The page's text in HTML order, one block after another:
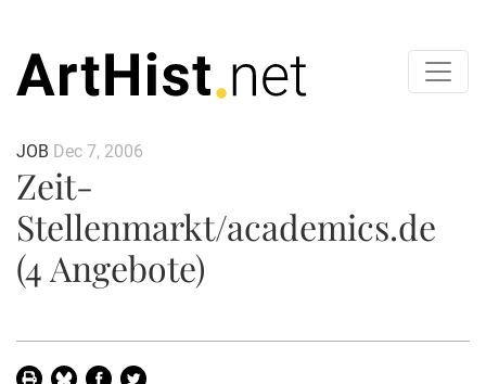
JOB Dec 7, 2006
Zeit-
Stellenmarkt/academics.de
(4 Angebote)